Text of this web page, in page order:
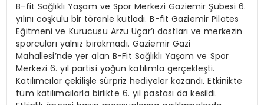
B-fit Sağlıklı Yaşam ve Spor Merkezi Gaziemir Şubesi 6.
yılını coşkulu bir törenle kutladı. B-fit Gaziemir Pilates
Eğitmeni ve Kurucusu Arzu Uçar’ı dostları ve merkezin
sporcuları yalnız bırakmadı. Gaziemir Gazi
Mahallesi’nde yer alan B-Fit Sağlıklı Yaşam ve Spor
Merkezi 6. yıl partisi yoğun katılımla gerçekleşti.
Katılımcılar çekilişle sürpriz hediyeler kazandı. Etkinikte
tüm katılımcılarla birlikte 6. yıl pastası da kesildi.